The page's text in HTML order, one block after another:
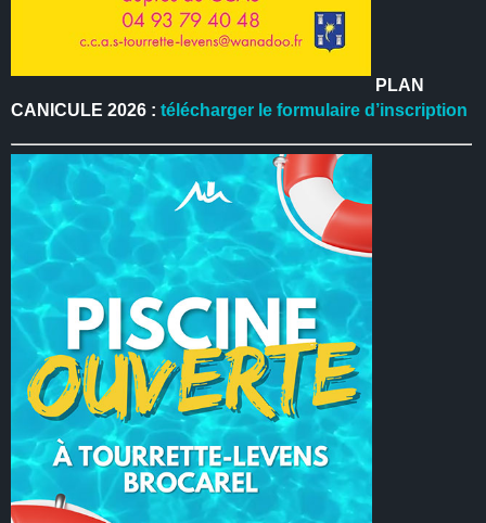
PLAN
CANICULE 2026 :télécharger le formulaire d’inscription